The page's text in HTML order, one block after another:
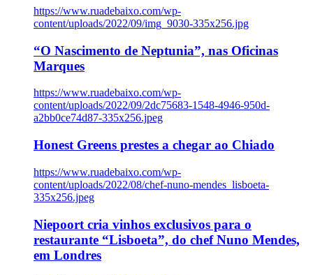
https://www.ruadebaixo.com/wp-
content/uploads/2022/09/img_9030-335x256.jpg
“O Nascimento de Neptunia”, nas Oficinas
Marques
https://www.ruadebaixo.com/wp-
content/uploads/2022/09/2dc75683-1548-4946-950d-
a2bb0ce74d87-335x256.jpeg
Honest Greens prestes a chegar ao Chiado
https://www.ruadebaixo.com/wp-
content/uploads/2022/08/chef-nuno-mendes_lisboeta-
335x256.jpeg
Niepoort cria vinhos exclusivos para o
restaurante “Lisboeta”, do chef Nuno Mendes,
em Londres